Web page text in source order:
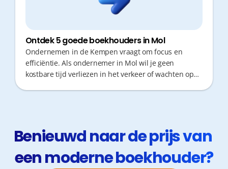
Ontdek 5 goede boekhouders in Mol
Ondernemen in de Kempen vraagt om focus en
efficiëntie. Als ondernemer in Mol wil je geen
kostbare tijd verliezen in het verkeer of wachten op
Benieuwd naar de prijs van
een moderne boekhouder?